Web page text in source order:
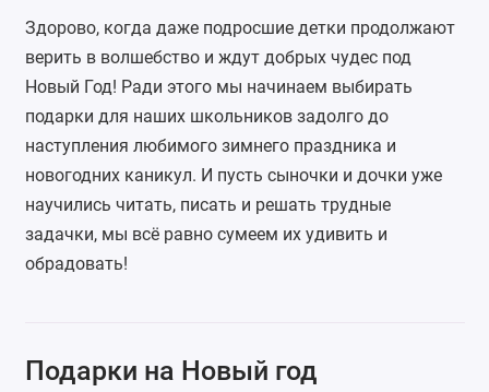
Здорово, когда даже подросшие детки продолжают
верить в волшебство и ждут добрых чудес под
Новый Год! Ради этого мы начинаем выбирать
подарки для наших школьников задолго до
наступления любимого зимнего праздника и
новогодних каникул. И пусть сыночки и дочки уже
научились читать, писать и решать трудные
задачки, мы всё равно сумеем их удивить и
обрадовать!
Подарки на Новый год